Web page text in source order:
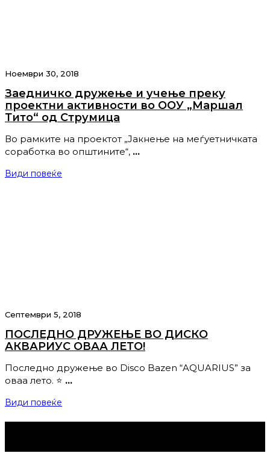
Ноември 30, 2018
Заедничко дружење и учење преку
проектни активности во ООУ „Маршал
Тито“ од Струмица
Во рамките на проектот „Јакнење на меѓуетничката
соработка во општините“, …
Види повеќе
Септември 5, 2018
ПОСЛЕДНО ДРУЖЕЊЕ ВО ДИСКО
АКВАРИУС ОВАА ЛЕТО!
Последно дружење во Disco Bazen “AQUARIUS” за
оваа лето. ⭐️ …
Види повеќе